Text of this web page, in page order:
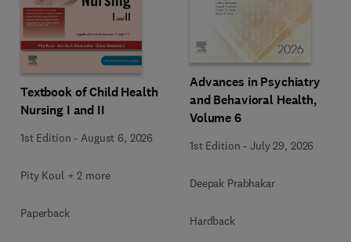
Textbook of Child Health
Nursing I and II
1st Edition -August 6, 2026
Pity Koul + 2 more
Paperback
Advances in Psychiatry
and Behavioral Health,
Volume 6
1st Edition -July 29, 2026
Deepak Prabhakar
Hardback